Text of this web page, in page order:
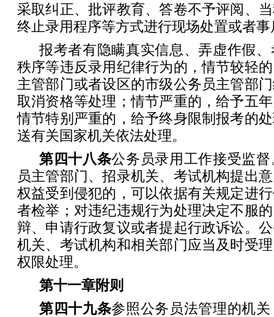
采取纠正、批评教育、答卷不予评阅、
终止录用程序等方式进行现场处置或者
报考者有隐瞒真实信息、弄虚作假
秩序等违反录用纪律行为的，情节较轻
主管部门或者设区的市级公务员主管部
取消资格等处理；情节严重的，给予五
情节特别严重的，给予终身限制报考的
送有关国家机关依法处理。
第四十八条公务员录用工作接受监
员主管部门、招录机关、考试机构提出
权益受到侵犯的，可以依据有关规定进
者检举；对违纪违规行为处理决定不服
辩、申请行政复议或者提起行政诉讼。
机关、考试机构和相关部门应当及时受
权限处理。
第十一章附则
第四十九条参照公务员法管理的机